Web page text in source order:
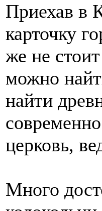
Приехав в
карточку
же не
можно
найти
церковь,
Много